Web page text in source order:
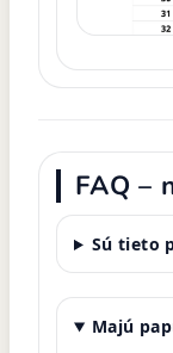
FAQ –
Sú tieto
Majú